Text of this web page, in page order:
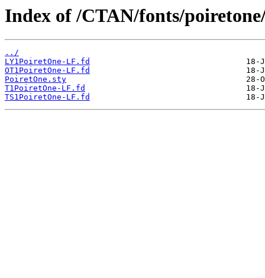
Index of /CTAN/fonts/
../
LY1PoiretOne-LF.fd
OT1PoiretOne-LF.fd
PoiretOne.sty
T1PoiretOne-LF.fd
TS1PoiretOne-LF.fd